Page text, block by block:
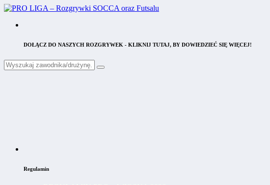
DOŁĄCZ DO NASZYCH ROZGRYWEK - KLIKNIJ TUTAJ, BY DOWIEDZIEĆ SIĘ WIĘCEJ!
Regulamin